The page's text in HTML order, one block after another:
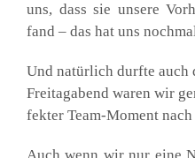
uns, dass sie unse­re
fand – das hat uns
Und natür­lich durf­te auch
Frei­tag­abend waren wir
fek­ter Team-Moment